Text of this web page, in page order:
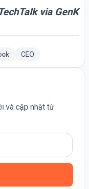
viaGenK
CEO
và cập nhật từ